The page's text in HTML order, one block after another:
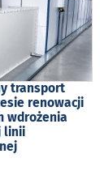
transport
renowacji
wdrożenia
linii